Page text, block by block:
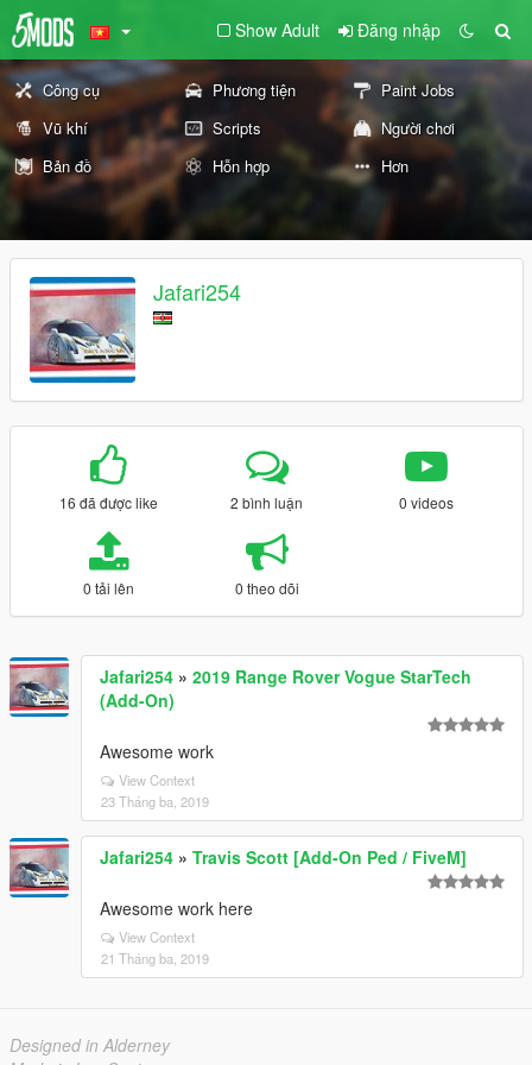
Show Adult Đăng nhập
Công cụ Phương tiện
Paint Jobs
Vũ khí
Scripts
Người chơi
Bản đồ
Hỗn hợp Hơn
Jafari254
16 đã được like 2 bình luận 0 videos
0 tải lên 0 theo dõi
Jafari254 » 2019 Range Rover Vogue StarTech
(Add-On)
Awesome work
View Context
23 Tháng ba, 2019
Jafari254 » Travis Scott [Add-On Ped / FiveM]
Awesome work here
View Context
21 Tháng ba, 2019
Designed in Alderney